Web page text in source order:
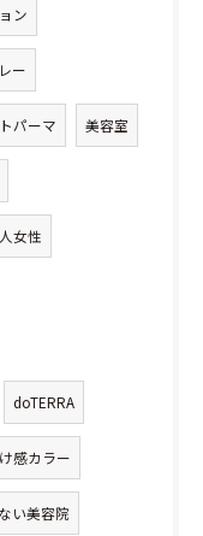
ン
ー
パーマ 美容室
女性
doTERRA
感カラー
い美容院